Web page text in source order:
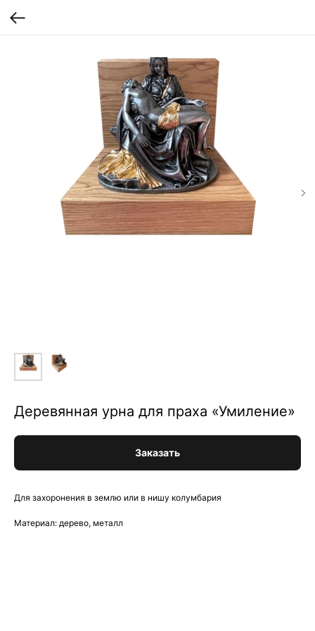
Деревянная урна для праха «Умиление»
Заказать
Для захоронения в землю или в нишу колумбария
Материал: дерево, металл